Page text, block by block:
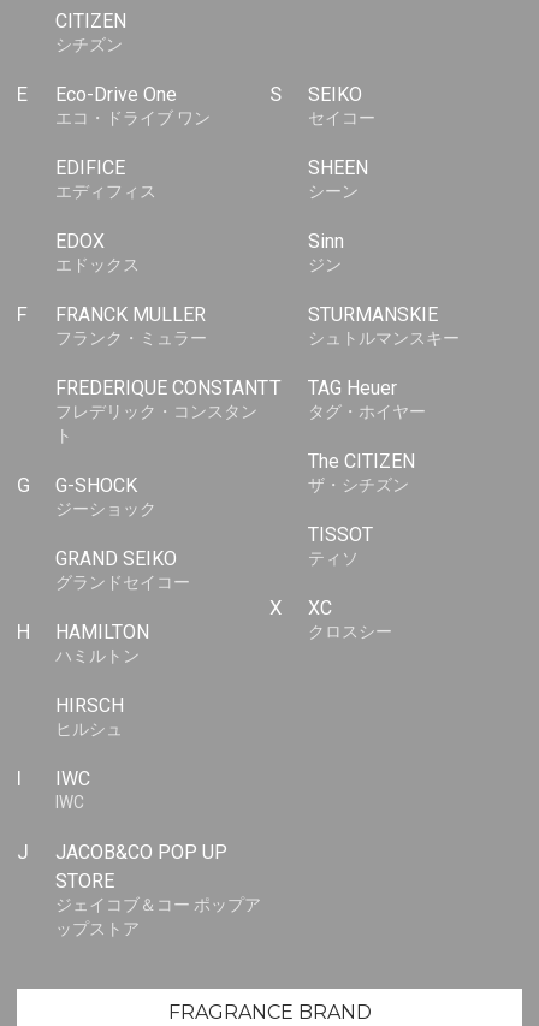
CITIZEN
シチズン
E Eco-Drive One
エコ・ドライブ ワン
EDIFICE
エディフィス
EDOX
エドックス
F FRANCK MULLER
フランク・ミュラー
FREDERIQUE CONSTANT
フレデリック・コンスタン
ト
G G-SHOCK
ジーショック
GRAND SEIKO
グランドセイコー
H HAMILTON
ハミルトン
HIRSCH
ヒルシュ
IWC
IWC
J
JACOB&CO POP UP
STORE
ジェイコブ＆コー ポップア
ップストア
S SEIKO
セイコー
SHEEN
シーン
Sinn
ジン
STURMANSKIE
シュトルマンスキー
T TAG Heuer
タグ・ホイヤー
The CITIZEN
ザ・シチズン
TISSOT
ティソ
X XC
クロスシー
FRAGRANCE BRAND